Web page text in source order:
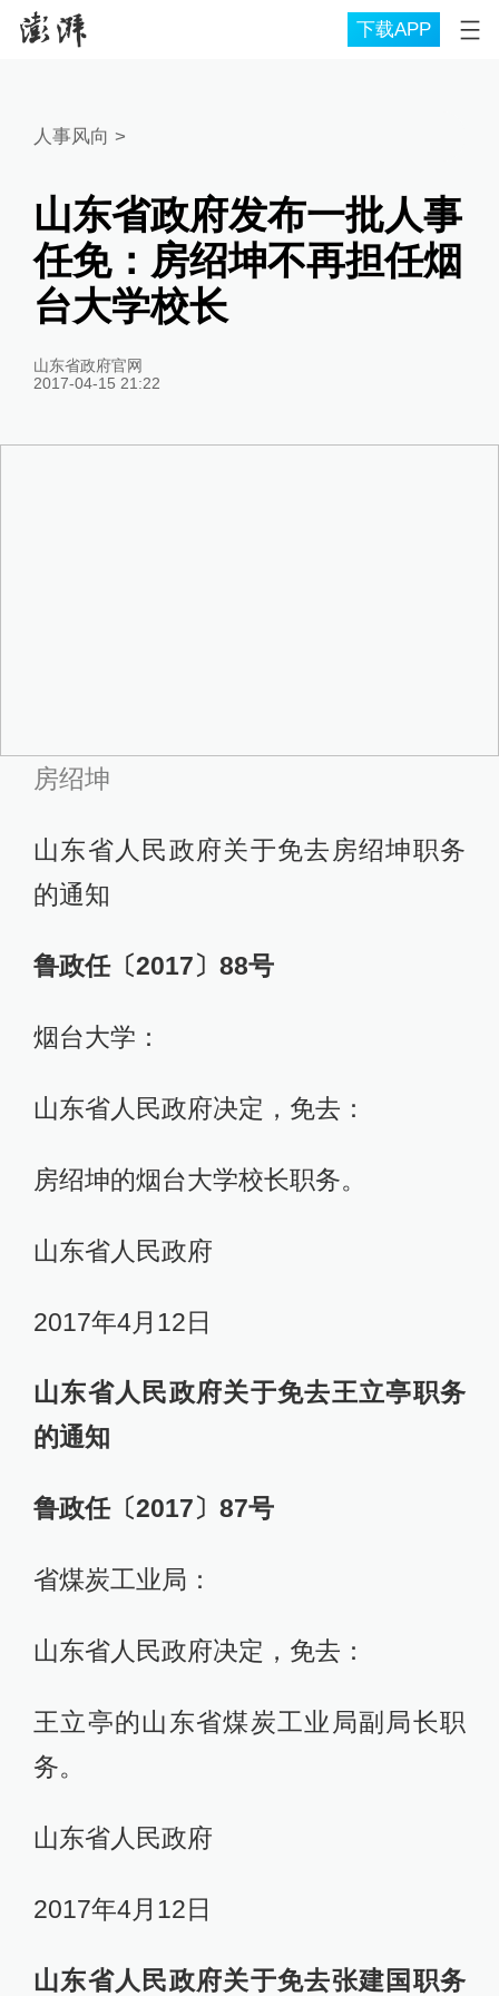
下载APP
人事风向 >
山东省政府发布一批人事
任免：房绍坤不再担任烟
台大学校长
山东省政府官网
2017-04-15 21:22
房绍坤
山东省人民政府关于免去房绍坤职务
的通知
鲁政任〔2017〕88号
烟台大学：
山东省人民政府决定，免去：
房绍坤的烟台大学校长职务。
山东省人民政府
2017年4月12日
山东省人民政府关于免去王立亭职务
的通知
鲁政任〔2017〕87号
省煤炭工业局：
山东省人民政府决定，免去：
王立亭的山东省煤炭工业局副局长职
务。
山东省人民政府
2017年4月12日
山东省人民政府关于免去张建国职务